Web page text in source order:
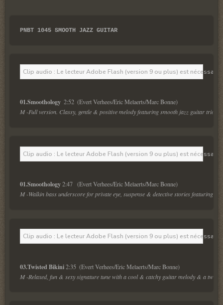
PNBT 1045 SMOOTH JAZZ GUITAR
Clip audio : Le lecteur Adobe Flash (version 9 ou plus) est
01.Smoothology
2:52  (Evert Verhees/Eric Melaerts/Marc Bonne)
M -Full version. Classy, gentle & positive melody featuring smooth jazz guitar trio.
Clip audio : Le lecteur Adobe Flash (version 9 ou plus) est
01.Smoothology
2:47   (Evert Verhees/Eric Melaerts/Marc Bonne)
M -Walkin bass underscore for private eye, suspense & detective stories featuring
Clip audio : Le lecteur Adobe Flash (version 9 ou plus) est
03.Twisted Bikini
2:35  (Evert Verhees/Eric Melaerts/Marc Bonne)
M -Relaxed, fun & sexy signature tune with a cool & catchy guitar melody & a twist